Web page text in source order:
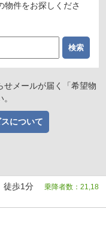
物件をお探しくださ
せメールが届く「希望物
について
徒歩1分 乗降者数：21,18